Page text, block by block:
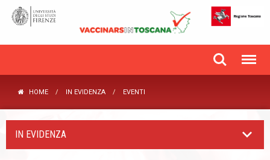
HOME IN EVIDENZA EVENTI
IN EVIDENZA